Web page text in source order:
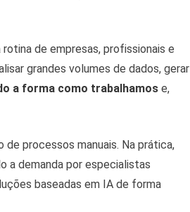
de empresas, profissionais e
grandes volumes de dados, gerar
a forma como trabalhamos e,
processos manuais. Na prática,
a demanda por especialistas
baseadas em IA de forma